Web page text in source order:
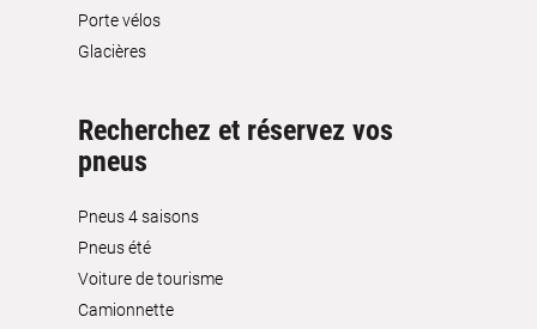
Porte vélos
Glacières
Recherchez et réservez vos
pneus
Pneus 4 saisons
Pneus été
Voiture de tourisme
Camionnette